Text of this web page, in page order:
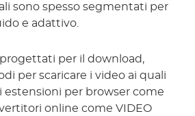
sono spesso segmentati per
e adattivo.
per il download,
per scaricare i video ai quali
estensioni per browser come
online come VIDEO